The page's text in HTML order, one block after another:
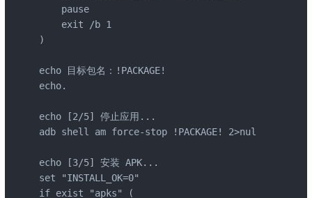
    pause
    exit /b 1
)
echo 目标包名：!PACKAGE!
echo.
echo [2/5] 停止应用...
adb shell am force-stop !PACKAGE! 2>nul
echo [3/5] 安装 APK...
set "INSTALL_OK=0"
if exist "apks" (